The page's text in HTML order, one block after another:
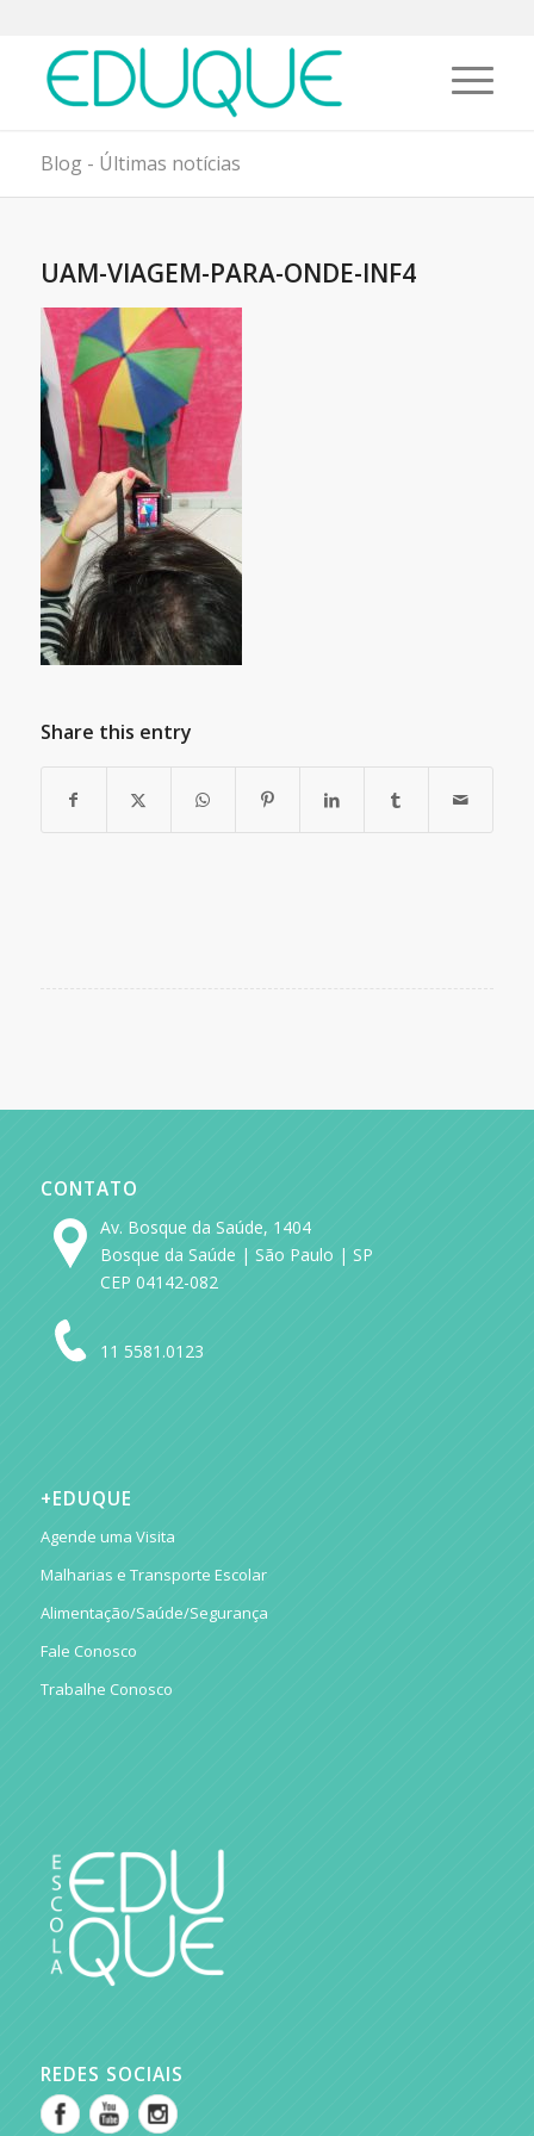
Blog - Últimas notícias
UAM-VIAGEM-PARA-ONDE-INF4
Share this entry
CONTATO
Av. Bosque da Saúde, 1404
Bosque da Saúde | São Paulo | SP
CEP 04142-082
11 5581.0123
+EDUQUE
Agende uma Visita
Malharias e Transporte Escolar
Alimentação/Saúde/Segurança
Fale Conosco
Trabalhe Conosco
REDES SOCIAIS